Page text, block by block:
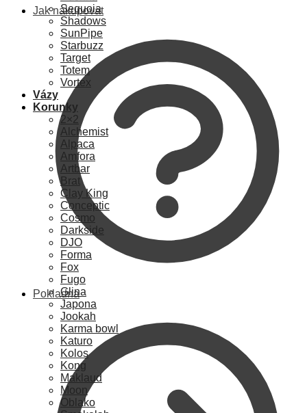
Jak nakupovat
Pokladna
Sequoia
Shadows
SunPipe
Starbuzz
Target
Totem
Vortex
Vázy
Korunky
2×2
Alchemist
Alpaca
Amfora
Artbar
Brat
Clay King
Conceptic
Cosmo
Darkside
DJO
Forma
Fox
Fugo
Glina
Japona
Jookah
Karma bowl
Katuro
Kolos
Kong
Maklaud
Moon
Oblako